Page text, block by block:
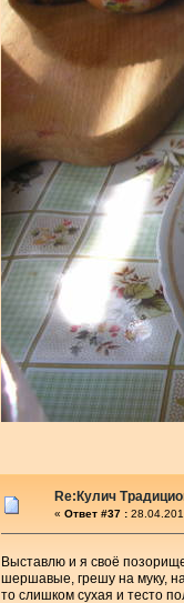
Re:Кулич
« Ответ #37 :
Выставлю и я своё
шершавые, грешу на муку,
то слишком сухая и тесто